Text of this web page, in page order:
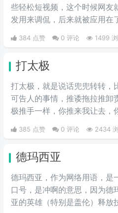
些轻松短视频，这个时候网友
发用来调侃，后来就被应用在
主身上，其实这句话也不算是
意味。“解梗博主”的嘲讽发言
破梗、旧梗来敷衍了事，不被
句“没梗可以不发”。
384 点赞 0 评论 1499
打太极
打太极，就是说话兜兜转转，
可告人的事情，推诿拖拉推卸
极推手一样，你推来我让去，
推来推去，不明确表态，避重
385 点赞 0 评论 2434
德玛西亚
德玛西亚，作为网络用语，是
口号，是冲啊的意思，因为德
亚的英雄（特别是盖伦）释放